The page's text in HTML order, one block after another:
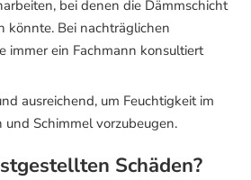
bei denen die Dämmschicht
könnte. Bei nachträglichen
immer ein Fachmann konsultiert
ausreichend, um Feuchtigkeit im
und Schimmel vorzubeugen.
Schäden?